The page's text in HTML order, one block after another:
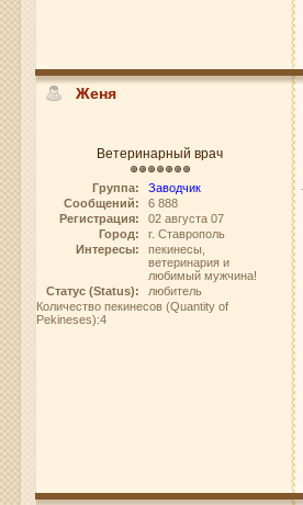
Женя
Ветеринарный врач
Группа:
Заводчик
Сообщений:
6 888
Регистрация:
02 августа 07
Город:
г. Ставрополь
Интересы:
пекинесы,
ветеринария и
любимый мужчина!
Статус (Status):
любитель
Количество пекинесов (Quantity of
Pekineses):4